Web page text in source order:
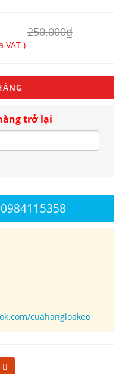
250.000₫
VAT )
trở lại
cuahangloakeo